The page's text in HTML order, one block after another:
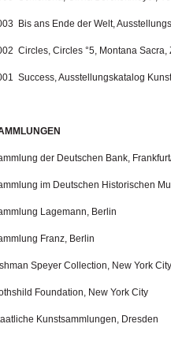
Bis ans Ende der Welt,
Circles, Circles °5, Montana
Success, Ausstellungskatalog
der Deutschen Bank,
im Deutschen Historischen
Lagemann, Berlin
Franz, Berlin
Speyer Collection, New York City
Foundation, New York City
Kunstsammlungen, Dresden